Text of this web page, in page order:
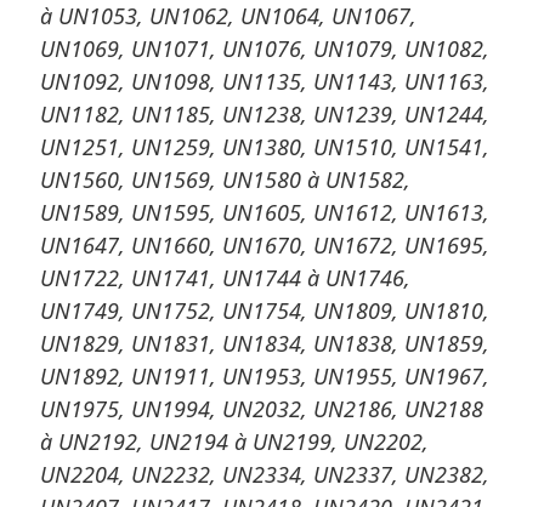
à UN1053, UN1062, UN1064, UN1067,
UN1069, UN1071, UN1076, UN1079, UN1082,
UN1092, UN1098, UN1135, UN1143, UN1163,
UN1182, UN1185, UN1238, UN1239, UN1244,
UN1251, UN1259, UN1380, UN1510, UN1541,
UN1560, UN1569, UN1580 à UN1582,
UN1589, UN1595, UN1605, UN1612, UN1613,
UN1647, UN1660, UN1670, UN1672, UN1695,
UN1722, UN1741, UN1744 à UN1746,
UN1749, UN1752, UN1754, UN1809, UN1810,
UN1829, UN1831, UN1834, UN1838, UN1859,
UN1892, UN1911, UN1953, UN1955, UN1967,
UN1975, UN1994, UN2032, UN2186, UN2188
à UN2192, UN2194 à UN2199, UN2202,
UN2204, UN2232, UN2334, UN2337, UN2382,